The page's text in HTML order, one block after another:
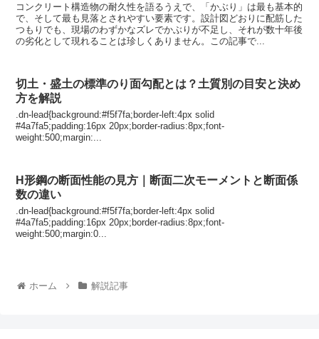
コンクリート構造物の耐久性を語るうえで、「かぶり」は最も基本的
で、そして最も見落とされやすい要素です。設計図どおりに配筋した
つもりでも、現場のわずかなズレでかぶりが不足し、それが数十年後
の劣化として現れることは珍しくありません。この記事で...
切土・盛土の標準のり面勾配とは？土質別の目安と決め
方を解説
.dn-lead{background:#f5f7fa;border-left:4px solid
#4a7fa5;padding:16px 20px;border-radius:8px;font-
weight:500;margin:...
H形鋼の断面性能の見方｜断面二次モーメントと断面係
数の違い
.dn-lead{background:#f5f7fa;border-left:4px solid
#4a7fa5;padding:16px 20px;border-radius:8px;font-
weight:500;margin:0...
ホーム 解説記事